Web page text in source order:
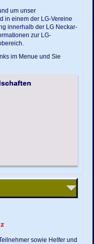
um unser
in einem der LG-Vereine
innerhalb der LG Neckar-
zur LG-
im Menue und Sie
sowie Helfer und